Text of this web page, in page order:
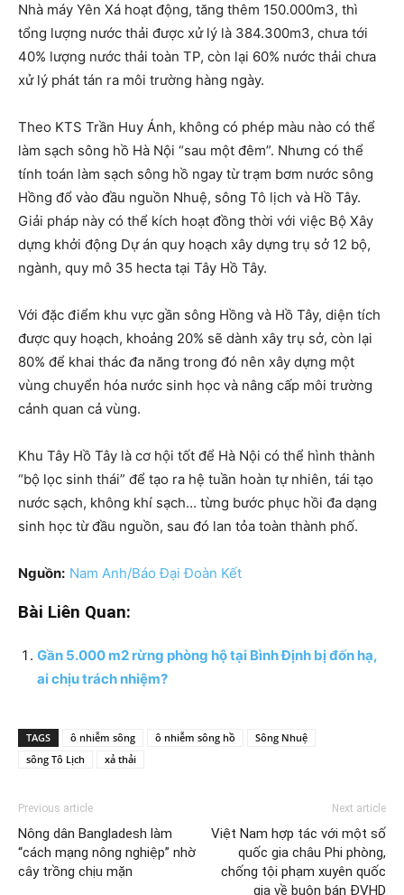
Nhà máy Yên Xá hoạt động, tăng thêm 150.000m3, thì
tổng lượng nước thải được xử lý là 384.300m3, chưa tới
40% lượng nước thải toàn TP, còn lại 60% nước thải chưa
xử lý phát tán ra môi trường hàng ngày.
Theo KTS Trần Huy Ánh, không có phép màu nào có thể
làm sạch sông hồ Hà Nội “sau một đêm”. Nhưng có thể
tính toán làm sạch sông hồ ngay từ trạm bơm nước sông
Hồng đổ vào đầu nguồn Nhuệ, sông Tô lịch và Hồ Tây.
Giải pháp này có thể kích hoạt đồng thời với việc Bộ Xây
dựng khởi động Dự án quy hoạch xây dựng trụ sở 12 bộ,
ngành, quy mô 35 hecta tại Tây Hồ Tây.
Với đặc điểm khu vực gần sông Hồng và Hồ Tây, diện tích
được quy hoạch, khoảng 20% sẽ dành xây trụ sở, còn lại
80% để khai thác đa năng trong đó nên xây dựng một
vùng chuyển hóa nước sinh học và nâng cấp môi trường
cảnh quan cả vùng.
Khu Tây Hồ Tây là cơ hội tốt để Hà Nội có thể hình thành
“bộ lọc sinh thái” để tạo ra hệ tuần hoàn tự nhiên, tái tạo
nước sạch, không khí sạch… từng bước phục hồi đa dạng
sinh học từ đầu nguồn, sau đó lan tỏa toàn thành phố.
Nguồn: Nam Anh/Báo Đại Đoàn Kết
Bài Liên Quan:
Gần 5.000 m2 rừng phòng hộ tại Bình Định bị đốn hạ,
ai chịu trách nhiệm?
TAGS ô nhiễm sông ô nhiễm sông hồ
Sông Nhuệ
sông Tô Lịch
xả thải
Previous article
Nông dân Bangladesh làm
“cách mạng nông nghiệp” nhờ
cây trồng chịu mặn
Next article
Việt Nam hợp tác với một số
quốc gia châu Phi phòng,
chống tội phạm xuyên quốc
gia về buôn bán ĐVHD